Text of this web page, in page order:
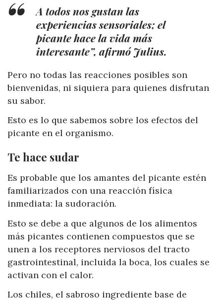
A todos nos gustan las
experiencias sensoriales; el
picante hace la vida más
interesante”, afirmó Julius.
Pero no todas las reacciones posibles son
bienvenidas, ni siquiera para quienes disfrutan
su sabor.
Esto es lo que sabemos sobre los efectos del
picante en el organismo.
Te hace sudar
Es probable que los amantes del picante estén
familiarizados con una reacción física
inmediata: la sudoración.
Esto se debe a que algunos de los alimentos
más picantes contienen compuestos que se
unen a los receptores nerviosos del tracto
gastrointestinal, incluida la boca, los cuales se
activan con el calor.
Los chiles, el sabroso ingrediente base de